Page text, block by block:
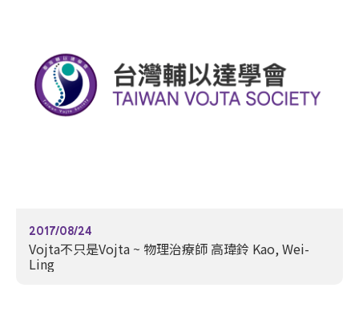
2017/08/24
Vojta不只是Vojta ~ 物理治療師 高瑋鈴 Kao, Wei-
Ling